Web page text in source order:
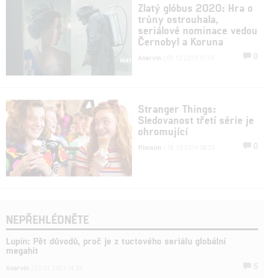
Zlatý glóbus 2020: Hra o
trůny ostrouhala,
seriálové nominace vedou
Černobyl a Koruna
Anarvin 0
Stranger Things:
Sledovanost třetí série je
ohromující
filmsim 0
NEPŘEHLÉDNĚTE
Lupin: Pět důvodů, proč je z tuctového seriálu globální
megahit